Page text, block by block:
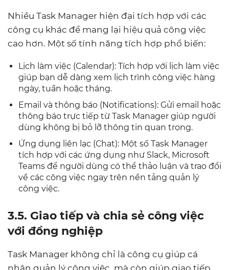
Nhiều Task Manager hiện đại tích hợp với các
công cụ khác để mang lại hiệu quả công việc
cao hơn. Một số tính năng tích hợp phổ biến:
Lịch làm việc (Calendar): Tích hợp với lịch làm việc
giúp bạn dễ dàng xem lịch trình công việc hàng
ngày, tuần hoặc tháng.
Email và thông báo (Notifications): Gửi email hoặc
thông báo trực tiếp từ Task Manager giúp người
dùng không bị bỏ lỡ thông tin quan trọng.
Ứng dụng liên lạc (Chat): Một số Task Manager
tích hợp với các ứng dụng như Slack, Microsoft
Teams để người dùng có thể thảo luận và trao đổi
về các công việc ngay trên nền tảng quản lý
công việc.
3.5. Giao tiếp và chia sẻ công việc
với đồng nghiệp
Task Manager không chỉ là công cụ giúp cá
nhân quản lý công việc, mà còn giúp giao tiếp